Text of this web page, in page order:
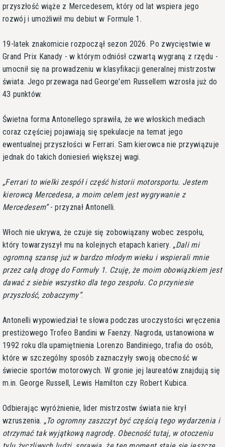
przyszłość wiąże z Mercedesem, który od lat wspiera jego
rozwój i umożliwił mu debiut w Formule 1.
19-latek znakomicie rozpoczął sezon 2026. Po zwycięstwie w
Grand Prix Kanady - w którym odniósł czwartą wygraną z rzędu -
umocnił się na prowadzeniu w klasyfikacji generalnej mistrzostw
świata. Jego przewaga nad George'em Russellem wzrosła już do
43 punktów.
Świetna forma Antonellego sprawiła, że we włoskich mediach
coraz częściej pojawiają się spekulacje na temat jego
ewentualnej przyszłości w Ferrari. Sam kierowca nie przywiązuje
jednak do takich doniesień większej wagi.
Ferrari to wielki zespół i część historii motorsportu. Jestem
kierowcą Mercedesa, a moim celem jest wygrywanie z
Mercedesem - przyznał Antonelli.
Włoch nie ukrywa, że czuje się zobowiązany wobec zespołu,
który towarzyszył mu na kolejnych etapach kariery.
Dali mi
ogromną szansę już w bardzo młodym wieku i wspierali mnie
przez całą drogę do Formuły 1. Czuję, że moim obowiązkiem jest
dawać z siebie wszystko dla tego zespołu. Co przyniesie
przyszłość, zobaczymy .
Antonelli wypowiedział te słowa podczas uroczystości wręczenia
prestiżowego Trofeo Bandini w Faenzy. Nagroda, ustanowiona w
1992 roku dla upamiętnienia Lorenzo Bandiniego, trafia do osób,
które w szczególny sposób zaznaczyły swoją obecność w
świecie sportów motorowych. W gronie jej laureatów znajdują się
m.in. George Russell, Lewis Hamilton czy Robert Kubica.
Odbierając wyróżnienie, lider mistrzostw świata nie krył
wzruszenia.
To ogromny zaszczyt być częścią tego wydarzenia i
otrzymać tak wyjątkową nagrodę. Obecność tutaj, w otoczeniu